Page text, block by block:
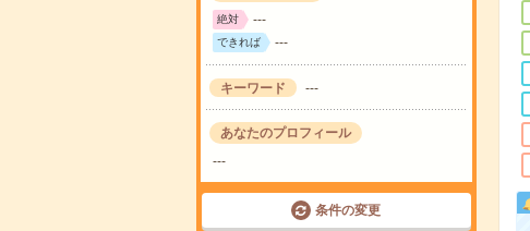
絶対 ---
できれば ---
キーワード ---
あなたのプロフィール
---
条件の変更